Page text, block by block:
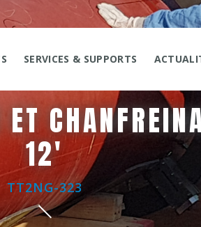
SERVICES & SUPPORTS
12'
TT2NG-323